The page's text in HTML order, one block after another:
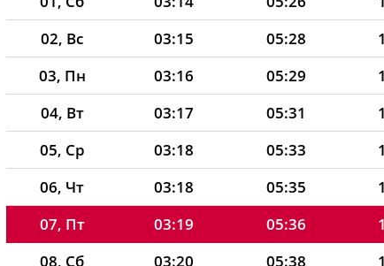
02, Вс
03:15 05:28
03, Пн
03:16 05:29
04, Вт
03:17 05:31
05, Ср
03:18 05:33
06, Чт
03:18 05:35
07, Пт
03:19 05:36
08, Сб
03:20 05:38